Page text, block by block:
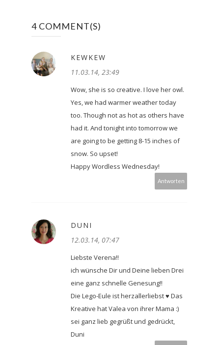
4 COMMENT(S)
KEWKEW
11.03.14, 23:49
Wow, she is so creative. I love her owl.
Yes, we had warmer weather today
too. Though not as hot as others have
had it. And tonight into tomorrow we
are going to be getting 8-15 inches of
snow. So upset!
Happy Wordless Wednesday!
Antworten
DUNI
12.03.14, 07:47
Liebste Verena!!
ich wünsche Dir und Deine lieben Drei
eine ganz schnelle Genesung!!
Die Lego-Eule ist herzallerliebst ♥ Das
Kreative hat Valea von ihrer Mama :)
sei ganz lieb gegrüßt und gedrückt,
Duni